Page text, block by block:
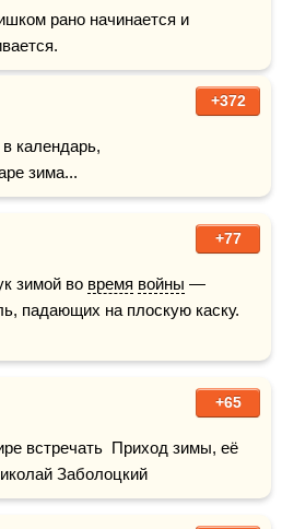
рано начинается и
+372
календарь,
зима...
+77
зимой во время войны —
падающих на плоскую каску.
+65
встречать  Приход зимы, её
Заболоцкий